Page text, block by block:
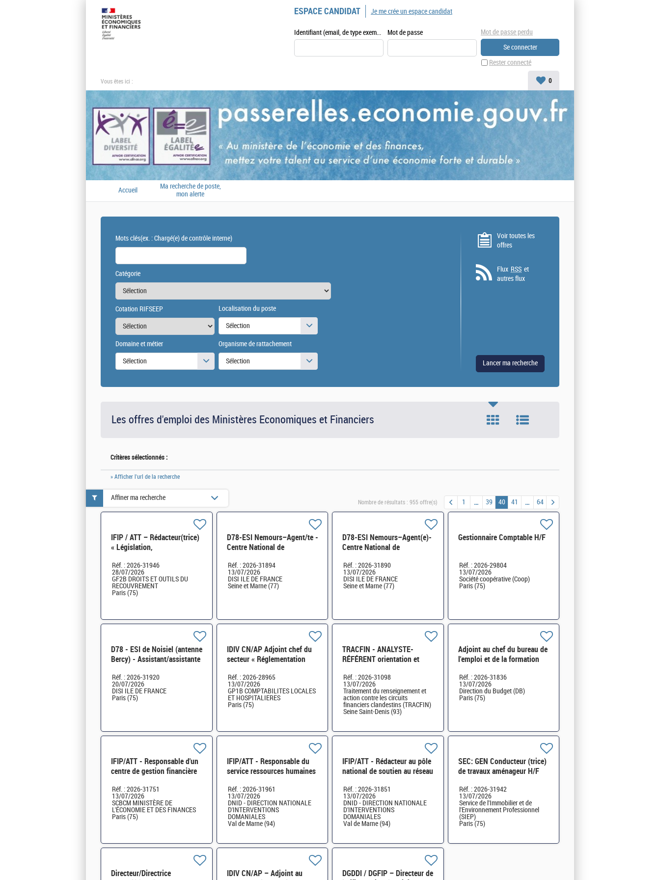
ESPACE CANDIDAT
Identifiant (email, de type exemple@exemple.fr) Mot de passe
Rester connecté
Mot de passe perdu
Je me crée un espace candidat
Vous êtes ici : 0
Accueil
Ma recherche de poste,
mon alerte
Mots clés(ex. : Chargé(e) de contrôle interne)
Catégorie
Cotation RIFSEEP Localisation du poste
Sélection
Domaine et métier
Sélection
Organisme de rattachement
Sélection
Voir toutes les
offres
Flux RSS et
autres flux
Les offres d'emploi des Ministères Economiques et Financiers
Critères sélectionnés :
» Afficher l'url de la recherche
Nombre de résultats : 955 offre(s) 1 39 40 41 64
IFIP / ATT – Rédacteur(trice)
« Législation,
recouvrement forcé » H/F
Réf. : 2026-31946
28/07/2026
GF2B DROITS ET OUTILS DU
RECOUVREMENT
Paris (75)
D78-ESI Nemours–Agent/te -
Centre National de
et MNT des déclarations
2736 H/F
Réf. : 2026-31894
13/07/2026
DISI ILE DE FRANCE
Seine et Marne (77)
D78-ESI Nemours–Agent(e)-
Centre National de
et MNT des déclarations
2736 H/F
Réf. : 2026-31890
13/07/2026
DISI ILE DE FRANCE
Seine et Marne (77)
Gestionnaire Comptable H/F
Réf. : 2026-29804
13/07/2026
Société coopérative (Coop)
Paris (75)
D78 - ESI de Noisiel (antenne
Bercy) - Assistant/assistante
informatique H/F
Réf. : 2026-31920
20/07/2026
DISI ILE DE FRANCE
Paris (75)
IDIV CN/AP Adjoint chef du
secteur « Réglementation
local et hospitalier » H/F
Réf. : 2026-28965
13/07/2026
GP1B COMPTABILITES LOCALES
ET HOSPITALIERES
Paris (75)
TRACFIN - ANALYSTE-
RÉFÉRENT orientation et
H/F
Réf. : 2026-31098
13/07/2026
Traitement du renseignement et
action contre les circuits
financiers clandestins (TRACFIN)
Seine Saint-Denis (93)
Adjoint au chef du bureau de
l'emploi et de la formation
Réf. : 2026-31836
13/07/2026
Direction du Budget (DB)
Paris (75)
IFIP/ATT - Responsable d'un
centre de gestion financière
Réf. : 2026-31751
13/07/2026
SCBCM MINISTÈRE DE
L'ÉCONOMIE ET DES FINANCES
Paris (75)
IFIP/ATT - Responsable du
service ressources humaines
H/F
Réf. : 2026-31961
13/07/2026
DNID - DIRECTION NATIONALE
D'INTERVENTIONS
DOMANIALES
Val de Marne (94)
IFIP/ATT - Rédacteur au pôle
national de soutien au réseau
vacantes H/F
Réf. : 2026-31851
13/07/2026
DNID - DIRECTION NATIONALE
D'INTERVENTIONS
DOMANIALES
Val de Marne (94)
SEC: GEN Conducteur (trice)
de travaux aménageur H/F
Réf. : 2026-31942
13/07/2026
Service de l'Immobilier et de
l'Environnement Professionnel
(SIEP)
Paris (75)
Directeur/Directrice
IDIV CN/AP – Adjoint au
DGDDI / DGFIP – Directeur de
Affiner ma recherche